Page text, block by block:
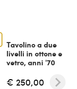
Tavolino a due
livelli in ottone e
vetro, anni '70
€ 250,00